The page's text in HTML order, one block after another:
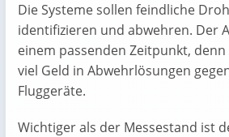
Die Systeme sollen feindliche
identifizieren und abwehren. Der
einem passenden Zeitpunkt,
viel Geld in Abwehrlösungen
Fluggeräte.
Wichtiger als der Messestand ist